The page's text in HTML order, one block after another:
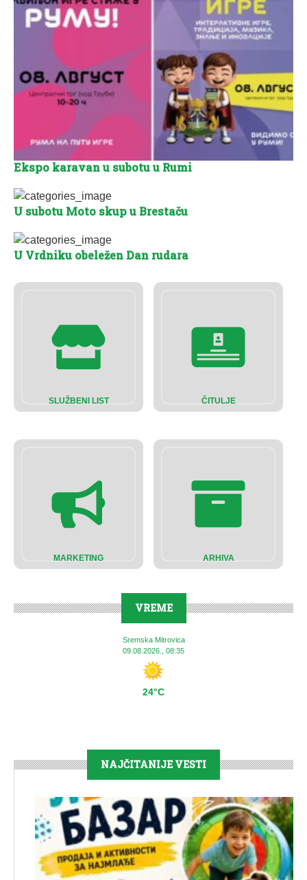
SLUŽBENI LIST ČITULJE
MARKETING ARHIVA
VREME
Sremska Mitrovica
09.08.2026., 08:35
24°C
Ekspo karavan u subotu u Rumi
U subotu Moto skup u Brestaču
U Vrdniku obeležen Dan rudara
NAJČITANIJE VESTI